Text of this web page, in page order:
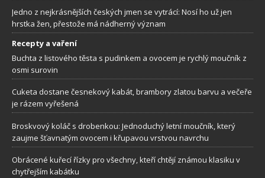
Jedno z nejkrásnějších českých jmen se vytrácí: Nosí ho už jen
hrstka žen, přestože má nádherný význam
Recepty a vaření
Buchta z listového těsta s pudinkem a ovocem je rychlý moučník z
osmi surovin
Cuketa dostane česnekový kabát, brambory zlatou barvu a večeře
je rázem vyřešená
Broskvový koláč s drobenkou: Jednoduchý letní moučník, který
zaujme šťavnatým ovocem i křupavou vrstvou navrchu
Obrácené kuřecí řízky pro všechny, kteří chtějí známou klasiku v
chytřejším kabátku